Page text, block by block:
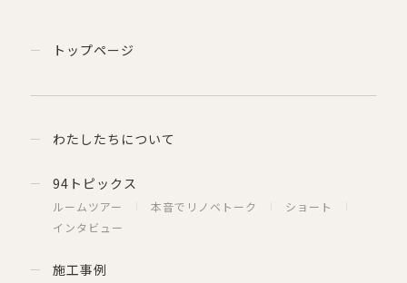
トップページ
わたしたちについて
94トピックス
ルームツアー 本音でリノベトーク
ショート
インタビュー
施工事例